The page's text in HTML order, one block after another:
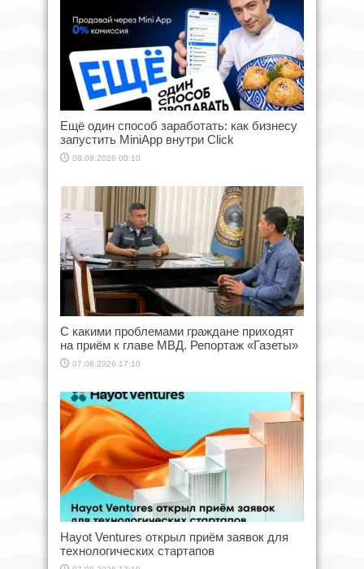
Ещё один способ заработать: как бизнесу
запустить MiniApp внутри Click
08.08.2026 00:10
С какими проблемами граждане приходят
на приём к главе МВД. Репортаж «Газеты»
07.08.2026 17:10
Hayot Ventures открыл приём заявок для
технологических стартапов